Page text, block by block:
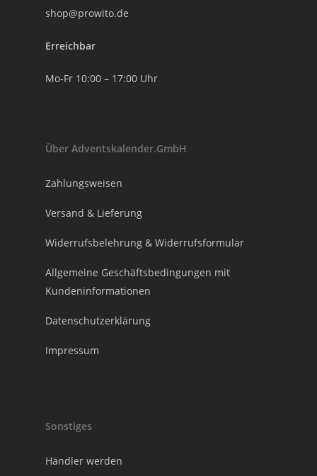
shop@prowito.de
Erreichbar
Mo-Fr 10:00 – 17:00 Uhr
Über Adventskalender.GmbH
Zahlungsweisen
Versand & Lieferung
Widerrufsbelehrung & Widerrufsformular
Allgemeine Geschäftsbedingungen mit
Kundeninformationen
Datenschutzerklärung
Impressum
Sonstiges
Händler werden